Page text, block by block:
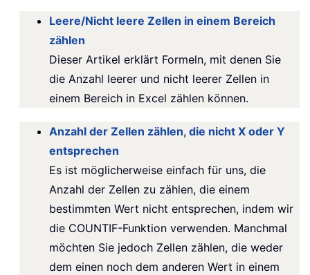
Leere/Nicht leere Zellen in einem Bereich
zählen
Dieser Artikel erklärt Formeln, mit denen Sie
die Anzahl leerer und nicht leerer Zellen in
einem Bereich in Excel zählen können.
Anzahl der Zellen zählen, die nicht X oder Y
entsprechen
Es ist möglicherweise einfach für uns, die
Anzahl der Zellen zu zählen, die einem
bestimmten Wert nicht entsprechen, indem wir
die COUNTIF-Funktion verwenden. Manchmal
möchten Sie jedoch Zellen zählen, die weder
dem einen noch dem anderen Wert in einem